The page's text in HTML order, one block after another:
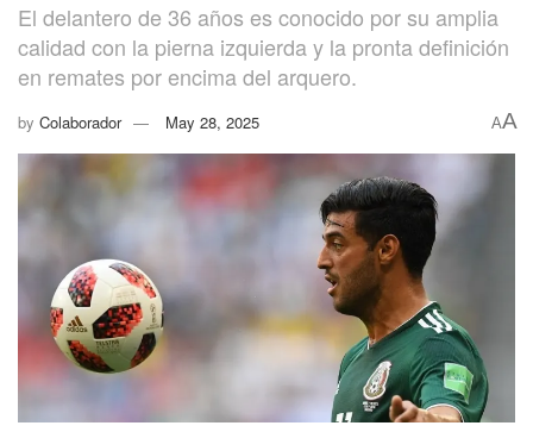
El delantero de 36 años es conocido por su amplia
calidad con la pierna izquierda y la pronta definición
en remates por encima del arquero.
by Colaborador May 28, 2025 AA